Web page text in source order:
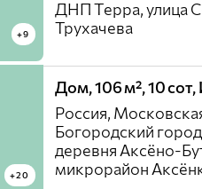
+9
ДНП Терра, улица
Трухачева
+20
Дом, 106 м², 10
Россия,
Богородский
деревня Аксёно-
микрорайон